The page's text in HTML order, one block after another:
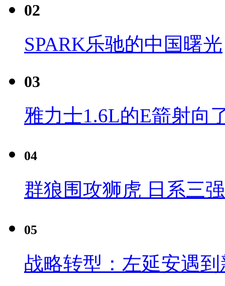
02
SPARK乐驰的中国曙光
03
雅力士1.6L的E箭射向
04
群狼围攻狮虎 日系三
05
战略转型：左延安遇